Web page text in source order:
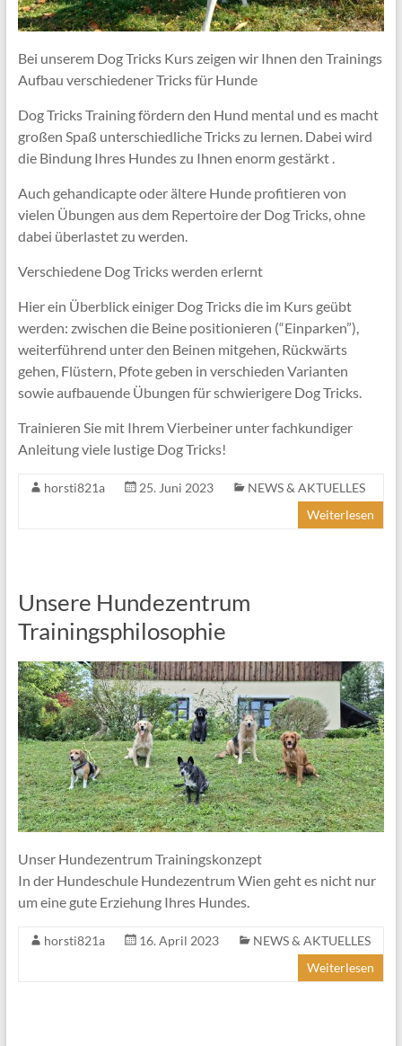
Bei unserem Dog Tricks Kurs zeigen wir Ihnen den Trainings
Aufbau verschiedener Tricks für Hunde
Dog Tricks Training fördern den Hund mental und es macht
großen Spaß unterschiedliche Tricks zu lernen. Dabei wird
die Bindung Ihres Hundes zu Ihnen enorm gestärkt .
Auch gehandicapte oder ältere Hunde profitieren von
vielen Übungen aus dem Repertoire der Dog Tricks, ohne
dabei überlastet zu werden.
Verschiedene Dog Tricks werden erlernt
Hier ein Überblick einiger Dog Tricks die im Kurs geübt
werden: zwischen die Beine positionieren (“Einparken”),
weiterführend unter den Beinen mitgehen, Rückwärts
gehen, Flüstern, Pfote geben in verschieden Varianten
sowie aufbauende Übungen für schwierigere Dog Tricks.
Trainieren Sie mit Ihrem Vierbeiner unter fachkundiger
Anleitung viele lustige Dog Tricks!
horsti821a 25. Juni 2023
NEWS & AKTUELLES
Weiterlesen
Unsere Hundezentrum
Trainingsphilosophie
Unser Hundezentrum Trainingskonzept
In der Hundeschule Hundezentrum Wien geht es nicht nur
um eine gute Erziehung Ihres Hundes.
horsti821a 16. April 2023
NEWS & AKTUELLES
Weiterlesen